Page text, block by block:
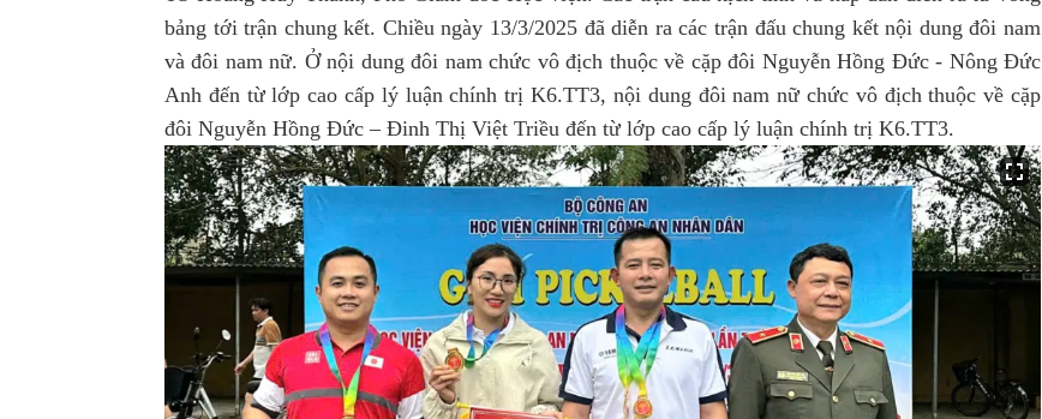
bảng tới trận chung kết. Chiều ngày 13/3/2025 đã diễn ra các trận đấu chung kết nội dung đôi nam
và đôi nam nữ. Ở nội dung đôi nam chức vô địch thuộc về cặp đôi Nguyễn Hồng Đức - Nông Đức
Anh đến từ lớp cao cấp lý luận chính trị K6.TT3, nội dung đôi nam nữ chức vô địch thuộc về cặp
đôi Nguyễn Hồng Đức – Đinh Thị Việt Triều đến từ lớp cao cấp lý luận chính trị K6.TT3.